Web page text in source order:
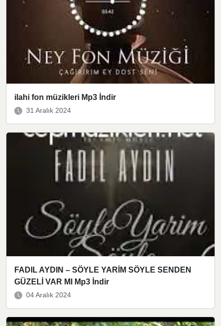
ilahi fon müzikleri Mp3 İndir
31 Aralık 2024
FADIL AYDIN – SÖYLE YARİM SÖYLE SENDEN
GÜZELİ VAR MI Mp3 İndir
04 Aralık 2024